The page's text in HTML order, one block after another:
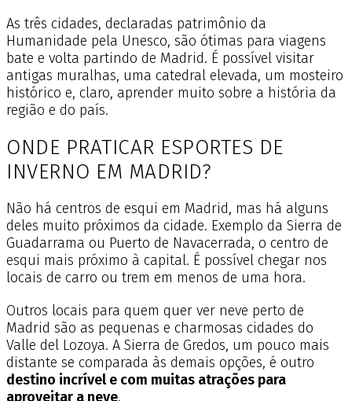
As três cidades, declaradas patrimônio da
Humanidade pela Unesco, são ótimas para viagens
bate e volta partindo de Madrid. É possível visitar
antigas muralhas, uma catedral elevada, um mosteiro
histórico e, claro, aprender muito sobre a história da
região e do país.
ONDE PRATICAR ESPORTES DE
INVERNO EM MADRID?
Não há centros de esqui em Madrid, mas há alguns
deles muito próximos da cidade. Exemplo da Sierra de
Guadarrama ou Puerto de Navacerrada, o centro de
esqui mais próximo à capital. É possível chegar nos
locais de carro ou trem em menos de uma hora.
Outros locais para quem quer ver neve perto de
Madrid são as pequenas e charmosas cidades do
Valle del Lozoya. A Sierra de Gredos, um pouco mais
distante se comparada às demais opções, é outro
destino incrível e com muitas atrações para
aproveitar a neve.